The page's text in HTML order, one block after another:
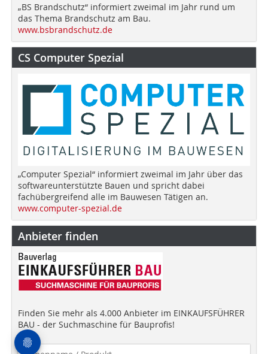
„BS Brandschutz“ informiert zweimal im Jahr rund um
das Thema Brandschutz am Bau.
www.bsbrandschutz.de
CS Computer Spezial
„Computer Spezial“ informiert zweimal im Jahr über das
softwareunterstützte Bauen und spricht dabei
fachübergreifend alle im Bauwesen Tätigen an.
www.computer-spezial.de
Anbieter finden
Finden Sie mehr als 4.000 Anbieter im EINKAUFSFÜHRER
BAU - der Suchmaschine für Bauprofis!